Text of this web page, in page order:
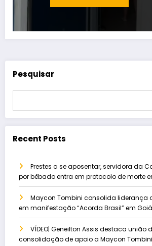
Pesquisar
Recent Posts
Prestes a se aposentar, servidora da
por bêbado entra em protocolo de morte
Maycon Tombini consolida liderança
em manifestação “Acorda Brasil” em
VÍDEO| Geneilton Assis destaca união
consolidação de apoio a Maycon